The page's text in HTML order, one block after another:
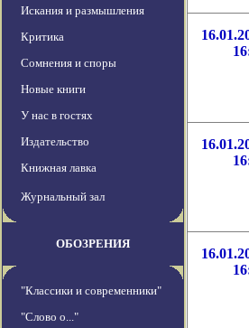
Искания и размышления
Критика
Сомнения и споры
Новые книги
У нас в гостях
Издательство
Книжная лавка
Журнальный зал
ОБОЗРЕНИЯ
"Классики и современники"
"Слово о..."